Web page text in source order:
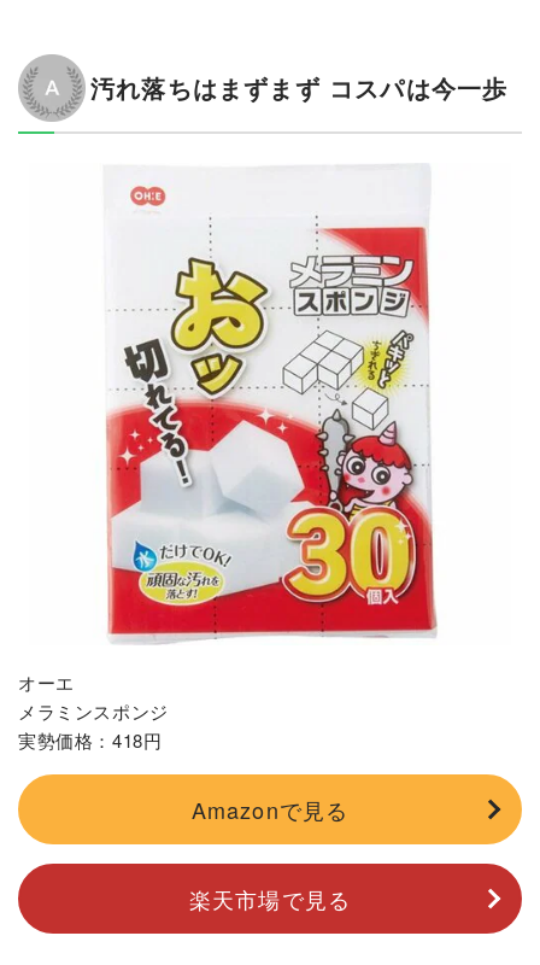
汚れ落ちはまずまず コスパは今一歩
オーエ
メラミンスポンジ
実勢価格：418円
Amazonで見る
楽天市場で見る